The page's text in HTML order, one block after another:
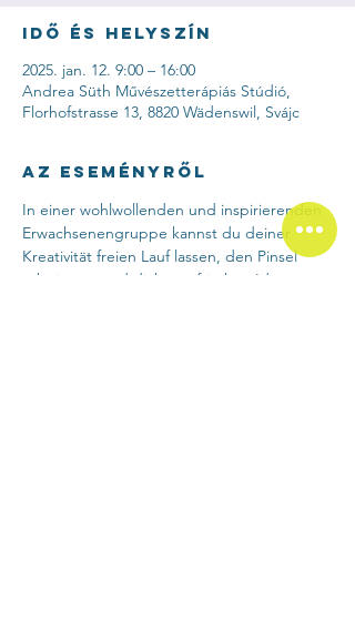
Idő és helyszín
2025. jan. 12. 9:00 – 16:00
Andrea Süth Művészetterápiás Stúdió,
Florhofstrasse 13, 8820 Wädenswil, Svájc
Az eseményről
In einer wohlwollenden und inspirierenden
Erwachsenengruppe kannst du deiner
Kreativität freien Lauf lassen, den Pinsel
schwingen und dich von frischen Ideen